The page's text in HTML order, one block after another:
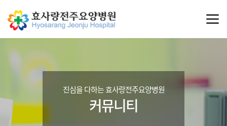
진심을 다하는 효사랑전주요양병원
커뮤니티